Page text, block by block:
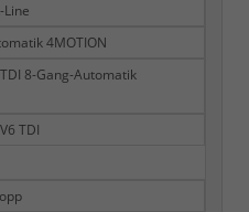
Line
4MOTION
8-Gang-Automatik
TDI